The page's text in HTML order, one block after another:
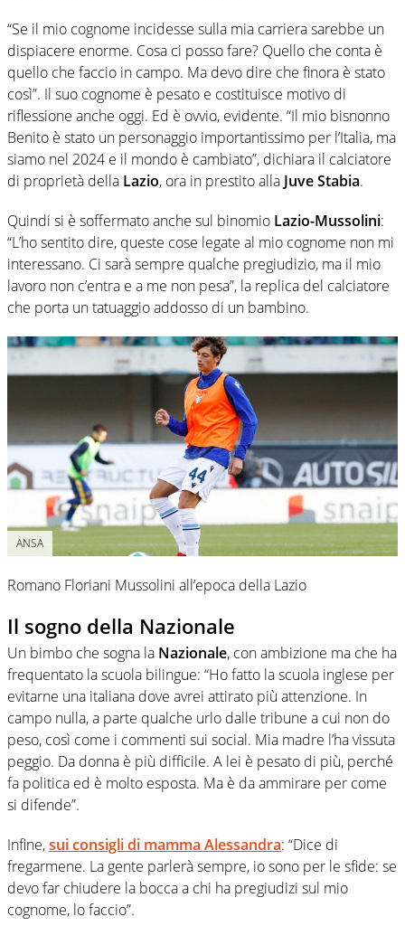
“Se il mio cognome incidesse sulla mia carriera sarebbe un
dispiacere enorme. Cosa ci posso fare? Quello che conta è
quello che faccio in campo. Ma devo dire che finora è stato
così”. Il suo cognome è pesato e costituisce motivo di
riflessione anche oggi. Ed è ovvio, evidente. “Il mio bisnonno
Benito è stato un personaggio importantissimo per l’Italia, ma
siamo nel 2024 e il mondo è cambiato”, dichiara il calciatore
di proprietà della Lazio, ora in prestito alla Juve Stabia.
Quindi si è soffermato anche sul binomio Lazio-Mussolini:
“L’ho sentito dire, queste cose legate al mio cognome non mi
interessano. Ci sarà sempre qualche pregiudizio, ma il mio
lavoro non c’entra e a me non pesa”, la replica del calciatore
che porta un tatuaggio addosso di un bambino.
ANSA
Romano Floriani Mussolini all’epoca della Lazio
Il sogno della Nazionale
Un bimbo che sogna la Nazionale, con ambizione ma che ha
frequentato la scuola bilingue: “Ho fatto la scuola inglese per
evitarne una italiana dove avrei attirato più attenzione. In
campo nulla, a parte qualche urlo dalle tribune a cui non do
peso, così come i commenti sui social. Mia madre l’ha vissuta
peggio. Da donna è più difficile. A lei è pesato di più, perché
fa politica ed è molto esposta. Ma è da ammirare per come
si difende”.
Infine,sui consigli di mamma Alessandra: “Dice di
fregarmene. La gente parlerà sempre, io sono per le sfide: se
devo far chiudere la bocca a chi ha pregiudizi sul mio
cognome, lo faccio”.